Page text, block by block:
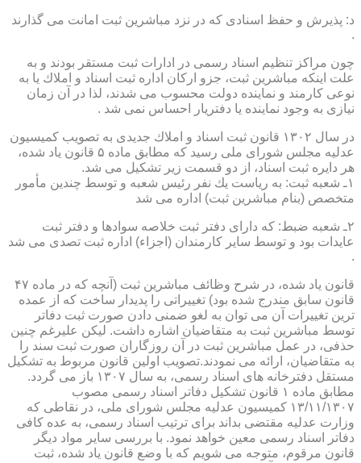
د: پذیرش و حفظ اسنادی كه در نزد مباشرین ثبت امانت می گذارند
.
چون مراكز تنظیم اسناد رسمی در ادارات ثبت مستقر بودند و به
علت اینكه مباشرین ثبت، جزو اركان اداره ثبت اسناد و املاك یا به
نوعی كارمند و نماینده دولت محسوب می شدند، لذا در آن زمان
نیازی به وجود نماینده یا دفتریار احساس نمی شد .
در سال ۱۳۰۲ قانون ثبت اسناد و املاك جدیدی به تصویب كمیسیون
عدلیه مجلس شورای ملی رسید كه مطابق ماده ۵ قانون یاد شده،
هر دایره ثبت اسناد، از دو قسمت زیر تشكیل می شد.
۱ـ شعبه ثبت: به ریاست یك نفر رئیس شعبه و توسط چندین مأمور
متخصص (بنام مباشرین ثبت) اداره می شد
۲ـ شعبه ضبط: كه دارای دفتر ثبت خلاصه سوادها و دفتر ثبت
عایدات بود و توسط سایر كارمندان (اجزاء) اداره ثبت تصدی می شد
.
قانون یاد شده، در شرح وظائف مباشرین ثبت (آنچه كه در ماده ۴۷
قانون سابق مندرج شده بود) تغییراتی را پدیدار ساخت كه از عمده
ترین تغییرات آن می توان به لغو ضمنی دادن صورت ثبت دفاتر
توسط مباشرین ثبت به متقاضیان اشاره داشت. لیكن علیرغم چنین
حذفی، در عمل مباشرین ثبت در آن روزگاران صورت ثبت سند را
به متقاضیان، ارائه می نمودند.تصویب اولین قانون مربوط به تشكیل
مستقل دفترخانه های اسناد رسمی، به سال ۱۳۰۷ باز می گردد.
مطابق ماده ۱ قانون تشكیل دفاتر اسناد رسمی مصوب
۱۳/۱۱/۱۳۰۷ كمیسیون عدلیه مجلس شورای ملی، در نقاطی كه
وزارت عدلیه مقتضی بداند برای ترتیب اسناد رسمی، به عده كافی
دفاتر اسناد رسمی معین خواهد نمود. با بررسی سایر مواد دیگر
قانون مرقوم، متوجه می شویم كه با وضع قانون یاد شده، ثبت